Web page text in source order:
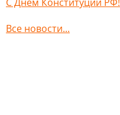
Все новости...